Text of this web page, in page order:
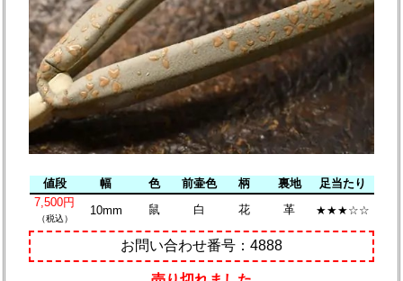
値段 幅 色 前壷色 柄 裏地
足当たり
7,500円
（税込）
10mm 鼠 白 花 革 ★★★☆☆
お問い合わせ番号：4888